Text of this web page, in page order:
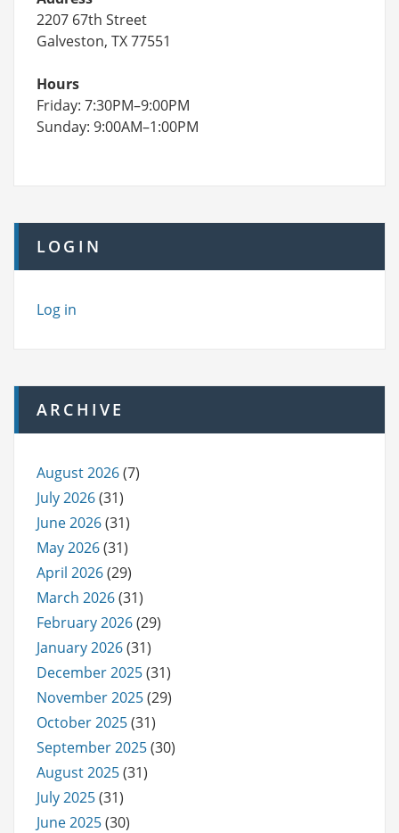
2207 67th Street
Galveston, TX 77551
Hours
Friday: 7:30PM–9:00PM
Sunday: 9:00AM–1:00PM
LOGIN
Log in
ARCHIVE
August 2026(7)
July 2026(31)
June 2026(31)
May 2026(31)
April 2026(29)
March 2026(31)
February 2026(29)
January 2026(31)
December 2025(31)
November 2025(29)
October 2025(31)
September 2025(30)
August 2025(31)
July 2025(31)
June 2025(30)